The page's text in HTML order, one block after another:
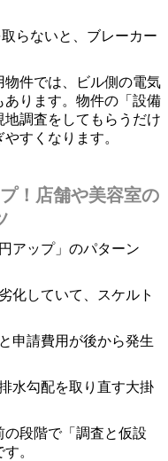
らないと、ブレーカー
物件では、ビル側の電気
ります。物件の「設備
調査をしてもらうだけ
すくなります。
！店舗や美容室の
アップ」のパターン
化していて、スケルト
申請費用が後から発生
水勾配を取り直す大掛
段階で「調査と仮設
。